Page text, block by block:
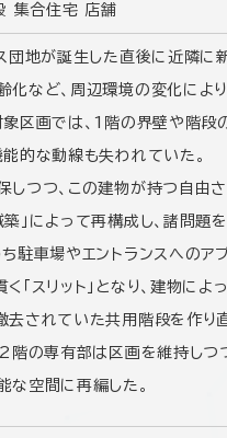
集合住宅 店舗
団地が誕生した直後に近隣に
化など、周辺環境の変化によ
象区画では、1階の界壁や階
的な動線も失われていた。
しつつ、この建物が持つ自由
築」によって再構成し、諸問
駐車場やエントランスへのア
「スリット」となり、建物に
去されていた共用階段を作り
2階の専有部は区画を維持し
な空間に再編した。